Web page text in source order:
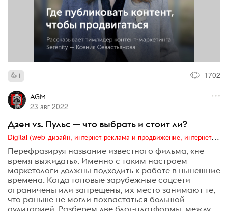
1 1702
AGM
23 авг 2022
Дзен vs. Пульс — что выбрать и стоит ли?
Digital (web-дизайн, интернет-реклама и продвижение, интернет-сообщества и блоги, интернет-коммуникации, мобильный маркетинг, реклама на цифровых экранах)
Перефразируя название известного фильма, «не
время выжидать». Именно с таким настроем
маркетологи должны подходить к работе в нынешние
времена. Когда топовые зарубежные соцсети
ограничены или запрещены, их место занимают те,
что раньше не могли похвастаться большой